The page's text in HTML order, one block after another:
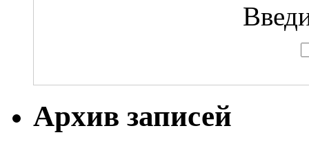
Архив записей